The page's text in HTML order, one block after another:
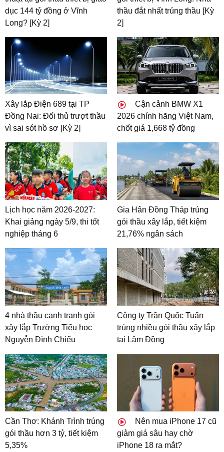
dục 144 tỷ đồng ở Vĩnh
Long? [Kỳ 2]
thầu đắt nhất trúng thầu [Kỳ
2]
Xây lắp Điện 689 tại TP
Đồng Nai: Đối thủ trượt thầu
vì sai sót hồ sơ [Kỳ 2]
Cận cảnh BMW X1
2026 chính hãng Việt Nam,
chốt giá 1,668 tỷ đồng
Lịch học năm 2026-2027:
Khai giảng ngày 5/9, thi tốt
nghiệp tháng 6
Gia Hân Đồng Tháp trúng
gói thầu xây lắp, tiết kiệm
21,76% ngân sách
4 nhà thầu cạnh tranh gói
xây lắp Trường Tiểu học
Nguyễn Đình Chiểu
Công ty Trần Quốc Tuấn
trúng nhiều gói thầu xây lắp
tại Lâm Đồng
Cần Thơ: Khánh Trình trúng
gói thầu hơn 3 tỷ, tiết kiệm
5,35%
Nên mua iPhone 17 cũ
giảm giá sâu hay chờ
iPhone 18 ra mắt?